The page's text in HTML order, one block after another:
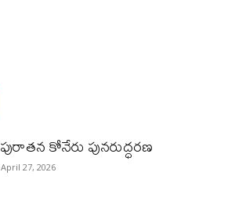
పురాత‌న కోనేరు పున‌రుద్ధ‌ర‌ణ
April 27, 2026